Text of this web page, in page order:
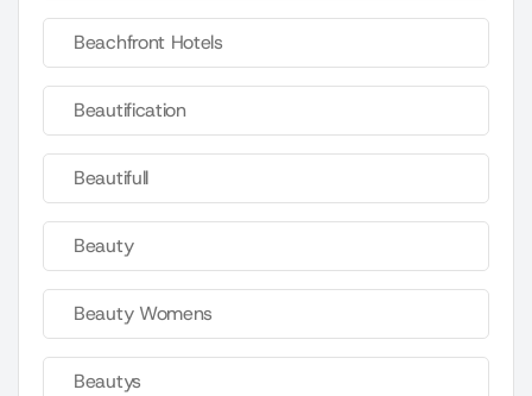
Beachfront Hotels
Beautification
Beautifull
Beauty
Beauty Womens
Beautys